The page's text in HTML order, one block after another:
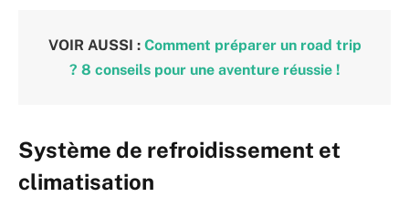
VOIR AUSSI : Comment préparer un road trip
? 8 conseils pour une aventure réussie !
Système de refroidissement et
climatisation